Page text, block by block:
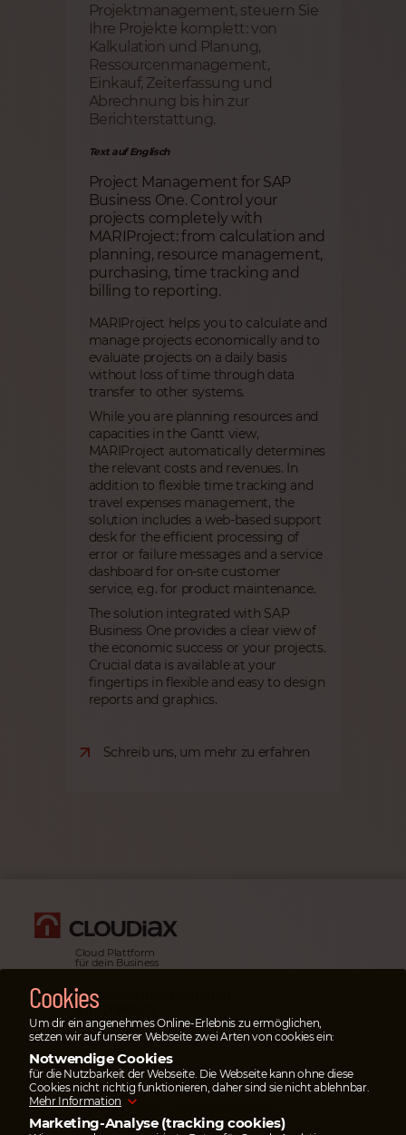
Projektmanagement, steuern Sie
Ihre Projekte komplett: von
Kalkulation und Planung,
Ressourcenmanagement,
Einkauf, Zeiterfassung und
Abrechnung bis hin zur
Berichterstattung.
Text auf Englisch
Project Management for SAP
Business One. Control your
projects completely with
MARIProject: from calculation and
planning, resource management,
purchasing, time tracking and
billing to reporting.
MARIProject helps you to calculate and
manage projects economically and to
evaluate projects on a daily basis
without loss of time through data
transfer to other systems.
While you are planning resources and
capacities in the Gantt view,
MARIProject automatically determines
the relevant costs and revenues. In
addition to flexible time tracking and
travel expenses management, the
solution includes a web-based support
desk for the efficient processing of
error or failure messages and a service
dashboard for on-site customer
service, e.g. for product maintenance.
The solution integrated with SAP
Business One provides a clear view of
the economic success or your projects.
Crucial data is available at your
fingertips in flexible and easy to design
reports and graphics.
Schreib uns, um mehr zu erfahren
Cloud Plattform
für dein Business
Rechtliche Informationen
& Impressum
Datenschutz­erklärung
Notfälle
Im Notfallöffne bitte
ein Ticketim Serviceportal.
Du kannst auch unsere Emergency-
Hotlineanrufen.
Cookies
Um dir ein angenehmes Online-Erlebnis zu ermöglichen,
setzen wir auf unserer Webseite zwei Arten von cookies ein:
Notwendige Cookies
für die Nutzbarkeit der Webseite. Die Webseite kann ohne diese
Cookies nicht richtig funktionieren, daher sind sie nicht ablehnbar.
Mehr Information
Marketing-Analyse (tracking cookies)